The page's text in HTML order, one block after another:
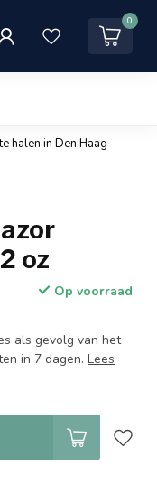
0
halen in Den Haag
oz
Op voorraad
als gevolg van het
in 7 dagen.Lees